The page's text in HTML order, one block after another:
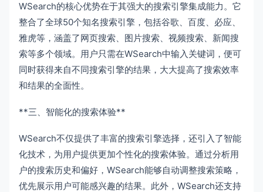
WSearch的核心优势在于其强大的搜索引擎集成能力。它
整合了全球50个知名搜索引擎，包括谷歌、百度、必应、
雅虎等，涵盖了网页搜索、图片搜索、视频搜索、新闻搜
索等多个领域。用户只需在WSearch中输入关键词，便可
同时获得来自不同搜索引擎的结果，大大提高了搜索效率
和结果的全面性。
**三、智能化的搜索体验**
WSearch不仅提供了丰富的搜索引擎选择，还引入了智能
化技术，为用户提供更加个性化的搜索体验。通过分析用
户的搜索历史和偏好，WSearch能够自动调整搜索策略，
优先展示用户可能感兴趣的结果。此外，WSearch还支持